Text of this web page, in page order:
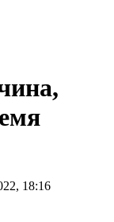
18:16